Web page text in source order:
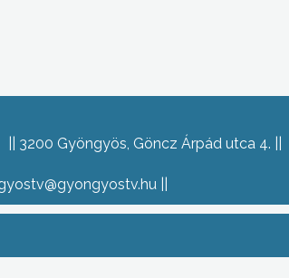
3200 Gyöngyös, Göncz Árpád utca 4.